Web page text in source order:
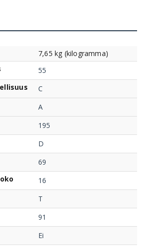
7,65 kg (kilogramma)
55
C
A
195
D
69
16
T
91
Ei